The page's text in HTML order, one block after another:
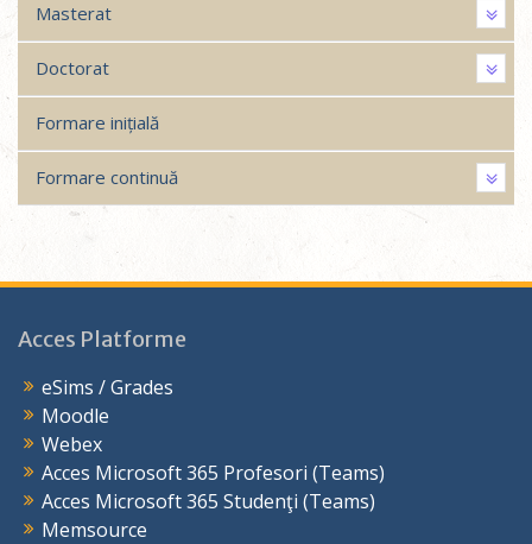
Masterat
Doctorat
Formare inițială
Formare continuă
Acces Platforme
eSims / Grades
Moodle
Webex
Acces Microsoft 365 Profesori (Teams)
Acces Microsoft 365 Studenţi (Teams)
Memsource